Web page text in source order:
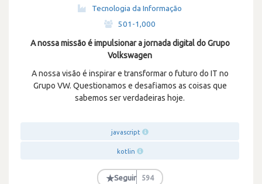
Tecnologia da Informação
501-1,000
A nossa missão é impulsionar a jornada digital do Grupo
Volkswagen
A nossa visão é inspirar e transformar o futuro do IT no
Grupo VW. Questionamos e desafiamos as coisas que
sabemos ser verdadeiras hoje.
javascript
kotlin
★Seguir 594